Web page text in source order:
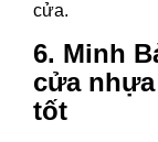
cửa.
6. Minh
cửa
tốt